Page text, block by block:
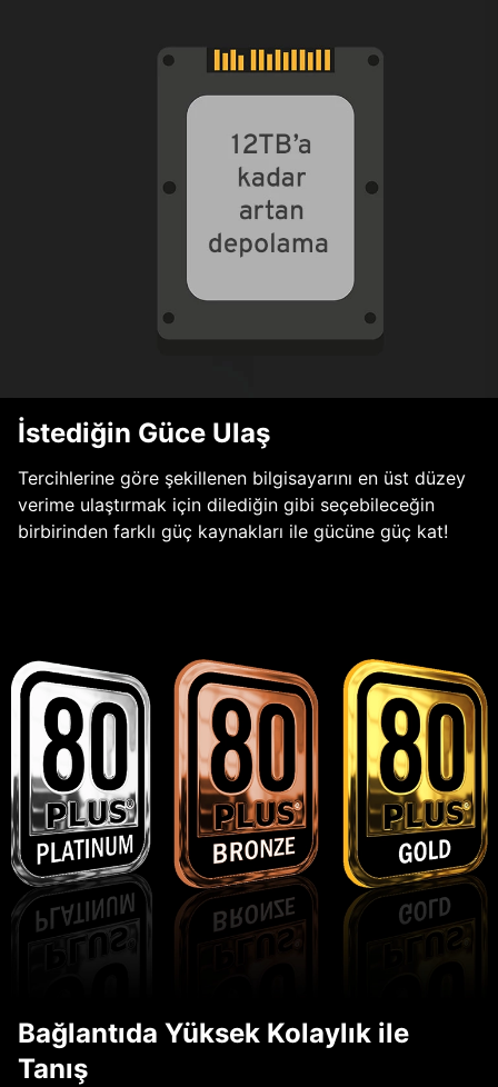
İstediğin Güce Ulaş
Tercihlerine göre şekillenen bilgisayarını en üst düzey
verime ulaştırmak için dilediğin gibi seçebileceğin
birbirinden farklı güç kaynakları ile gücüne güç kat!
Bağlantıda Yüksek Kolaylık ile
Tanış